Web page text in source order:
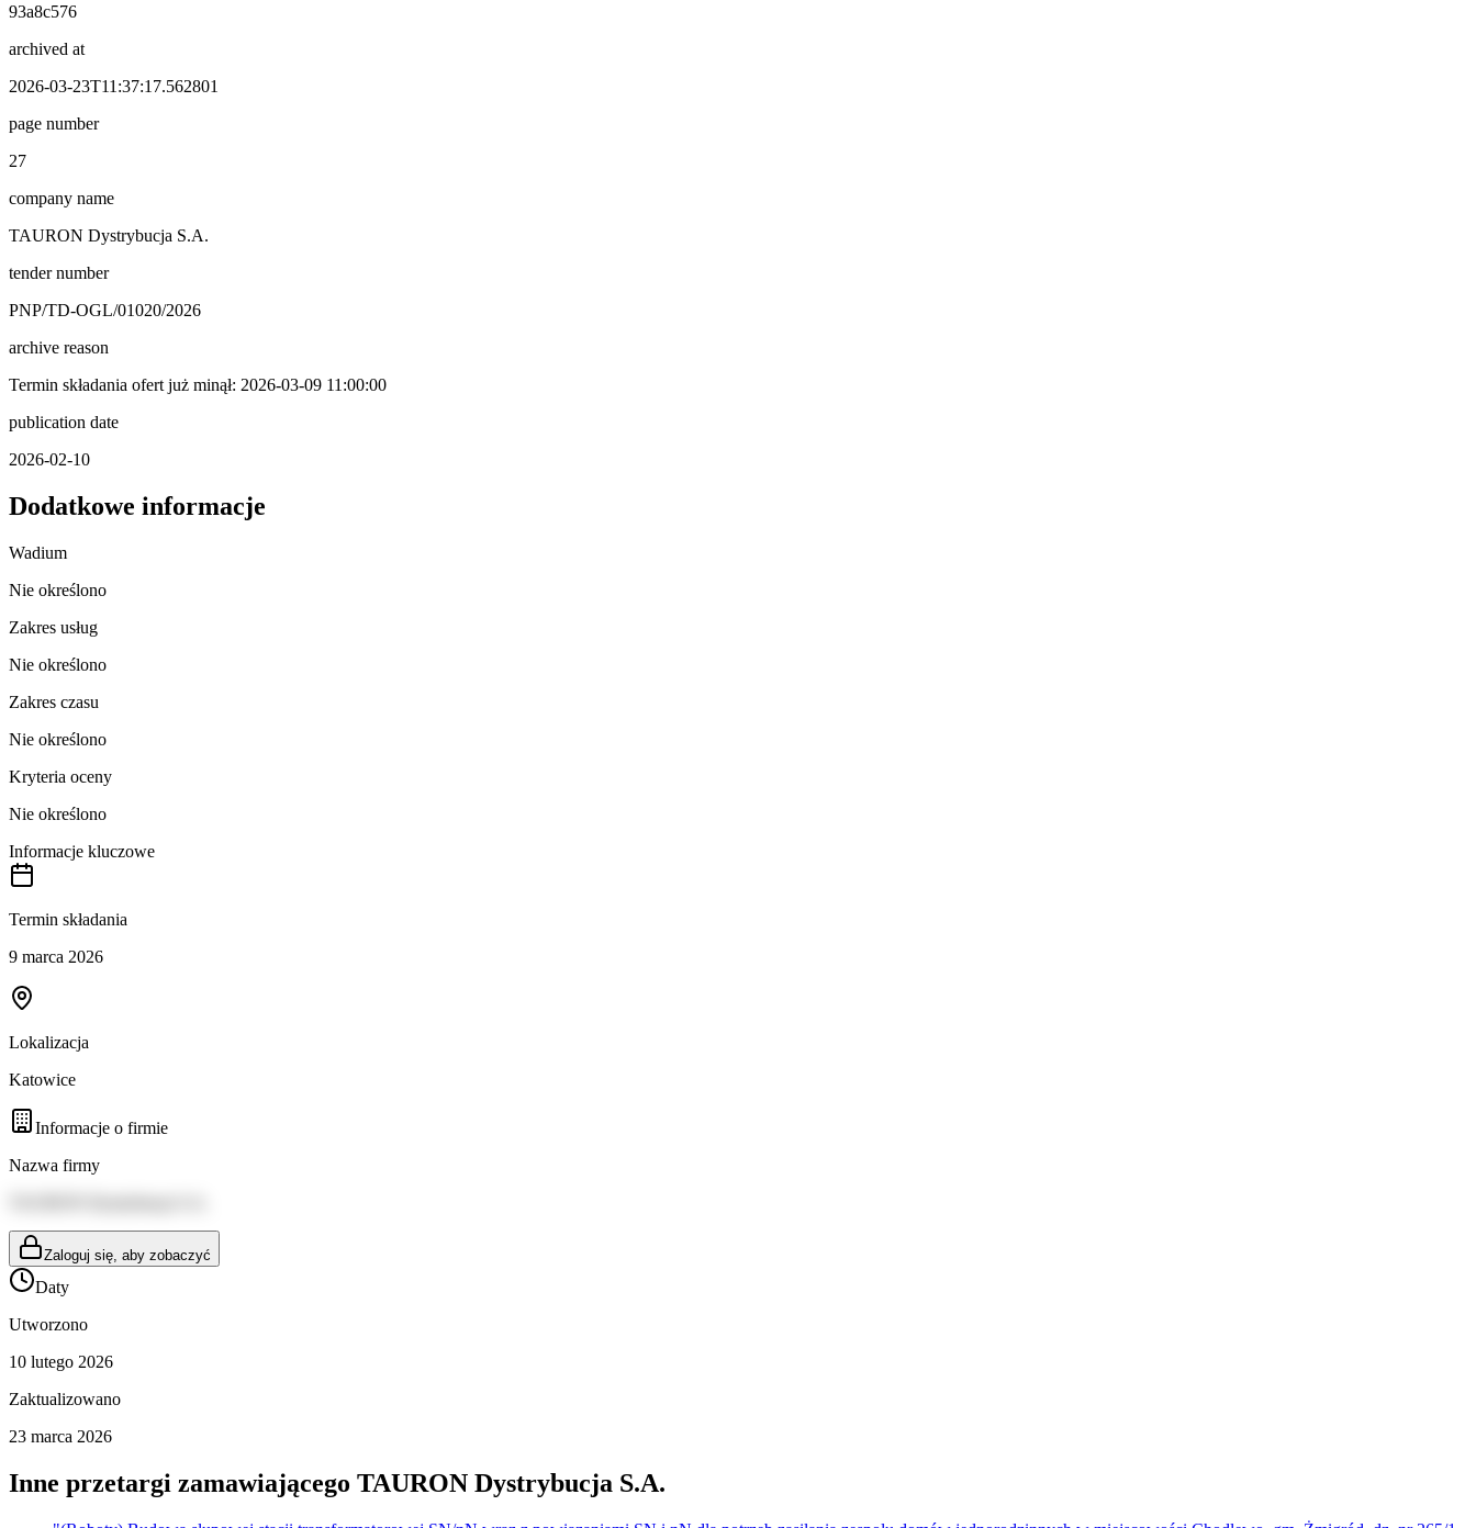
93a8c576
archived at
2026-03-23T11:37:17.562801
page number
27
company name
TAURON Dystrybucja S.A.
tender number
PNP/TD-OGL/01020/2026
archive reason
Termin składania ofert już minął: 2026-03-09 11:00:00
publication date
2026-02-10
Dodatkowe informacje
Wadium
Nie określono
Zakres usług
Nie określono
Zakres czasu
Nie określono
Kryteria oceny
Nie określono
Informacje kluczowe
Termin składania
9 marca 2026
Lokalizacja
Katowice
Informacje o firmie
Nazwa firmy
Zaloguj się, aby zobaczyć
Daty
Utworzono
10 lutego 2026
Zaktualizowano
23 marca 2026
Inne przetargi zamawiającego TAURON Dystrybucja S.A.